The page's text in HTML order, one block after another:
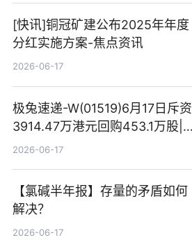
[快讯]铜冠矿建公布2025年年度
分红实施方案-焦点资讯
2026-06-17
极兔速递-W(01519)6月17日斥资
3914.47万港元回购453.1万股|
焦点快报
2026-06-17
【氯碱半年报】存量的矛盾如何
解决？
2026-06-17